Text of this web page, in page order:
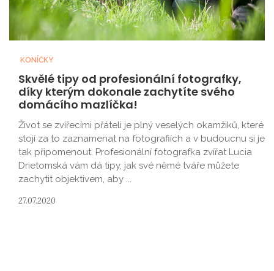
KONÍČKY
Skvělé tipy od profesionální fotografky,
díky kterým dokonale zachytíte svého
domácího mazlíčka!
Život se zvířecími přáteli je plný veselých okamžiků, které
stojí za to zaznamenat na fotografiích a v budoucnu si je
tak připomenout. Profesionální fotografka zvířat Lucia
Drietomská vám dá tipy, jak své němé tváře můžete
zachytit objektivem, aby ...
27.07.2020